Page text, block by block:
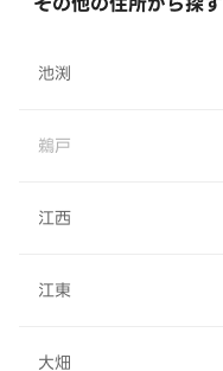
池渕
鵜戸
江西
江東
大畑